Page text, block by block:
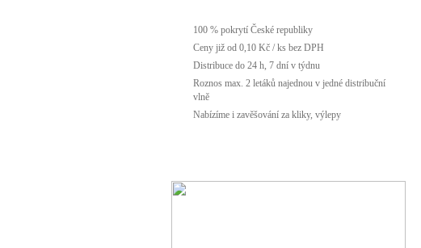
100 % pokrytí České republiky
Ceny již od 0,10 Kč / ks bez DPH
Distribuce do 24 h, 7 dní v týdnu
Roznos max. 2 letáků najednou v jedné distribuční
vlně
Nabízíme i zavěšování za kliky, výlepy